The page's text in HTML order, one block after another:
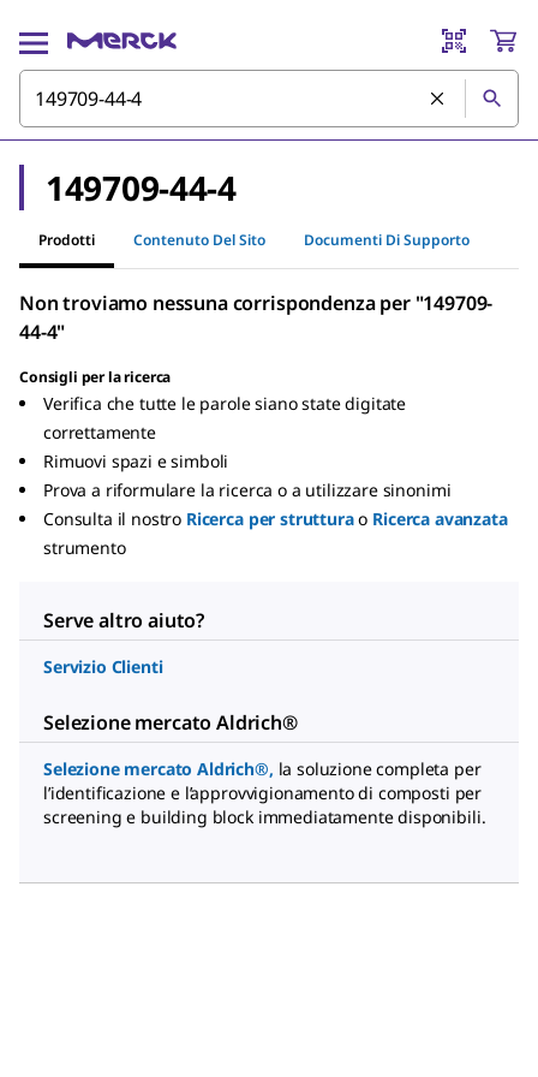
149709-44-4
Prodotti Contenuto Del Sito Documenti Di Supporto
Non troviamo nessuna corrispondenza per "149709-
44-4"
Consigli per la ricerca
Verifica che tutte le parole siano state digitate
correttamente
Rimuovi spazi e simboli
Prova a riformulare la ricerca o a utilizzare sinonimi
Consulta il nostro Ricerca per struttura o Ricerca avanzata
strumento
Serve altro aiuto?
Servizio Clienti
Selezione mercato Aldrich®
Selezione mercato Aldrich®, la soluzione completa per
l’identificazione e l’approvvigionamento di composti per
screening e building block immediatamente disponibili.